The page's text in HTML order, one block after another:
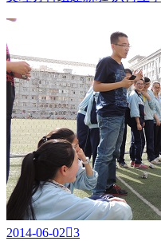
2014-06-023